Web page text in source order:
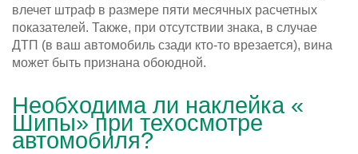
влечет штраф в размере пяти месячных расчетных
показателей. Также, при отсутствии знака, в случае
ДТП (в ваш автомобиль сзади кто-то врезается), вина
может быть признана обоюдной.
Необходима ли наклейка «
Шипы» при техосмотре
автомобиля?